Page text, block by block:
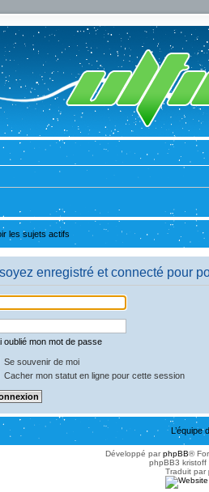
les sujets actifs
enregistré et connecté pour
oublié mon mot de passe
Se souvenir de moi
Cacher mon statut en ligne pour cette session
L’équipe
Développé parphpBB®
phpBB3
Traduit par